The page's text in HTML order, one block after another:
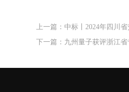
上一篇：中标丨2024年四川
下一篇：九州量子获评浙江省